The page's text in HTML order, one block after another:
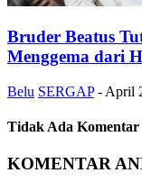
Bruder Beatus
Menggema dari
Belu SERGAP - April
Tidak Ada Komentar
KOMENTAR